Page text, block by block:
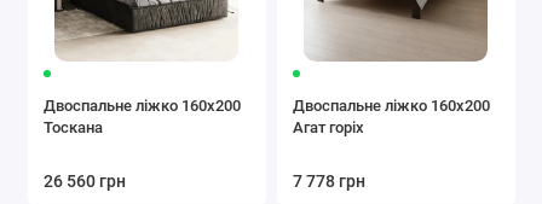
Двоспальне ліжко 160х200
Тоскана
26 560 грн
Двоспальне ліжко 160x200
Агат горіх
7 778 грн